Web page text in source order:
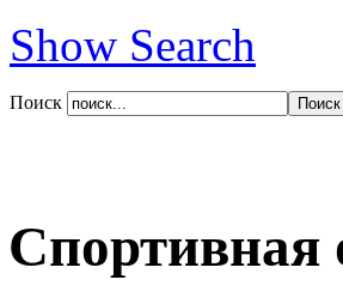
Show Search
Поиск
Спортивная